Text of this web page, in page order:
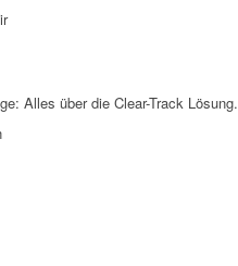
Alles über die Clear-Track Lösung.